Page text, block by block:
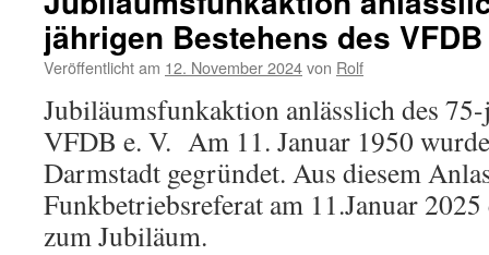
jährigen Bestehens des VFDB
Veröffentlicht am 12. November 2024von Rolf
Jubiläumsfunkaktion anlässlich des
VFDB e. V. Am 11. Januar 1950
Darmstadt gegründet. Aus diesem
Funkbetriebsreferat am 11.Januar
zum Jubiläum.